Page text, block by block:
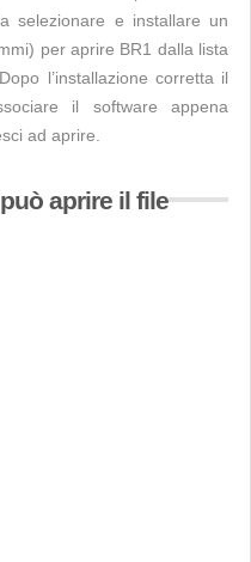
selezionare e installare un
per aprire BR1 dalla lista
l’installazione corretta il
il software appena
ad aprire.
aprire il file